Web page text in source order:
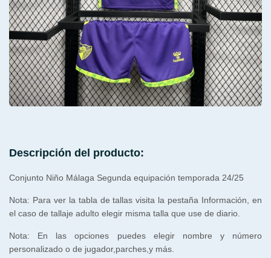
Descripción del producto:
Conjunto Niño Málaga Segunda equipación temporada 24/25
Nota: Para ver la tabla de tallas visita la pestaña Información, en
el caso de tallaje adulto elegir misma talla que use de diario.
Nota: En las opciones puedes elegir nombre y número
personalizado o de jugador,parches,y más.